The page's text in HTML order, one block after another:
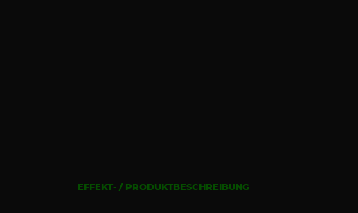
EFFEKT- / PRODUKTBESCHREIBUNG